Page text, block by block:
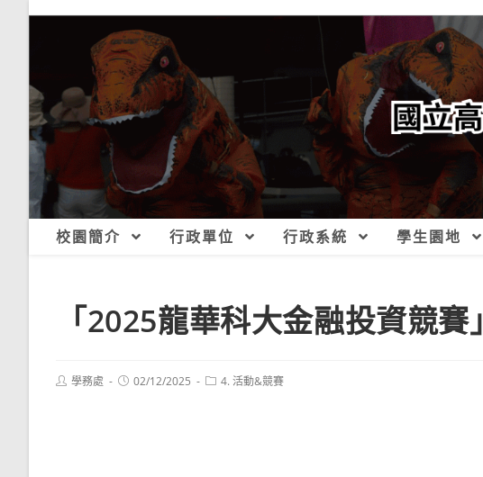
校園簡介 行政單位 行政系統 學生園地
「2025龍華科大金融投資競賽」
Post學務處
Post02/12/2025
Post4. 活動&競賽